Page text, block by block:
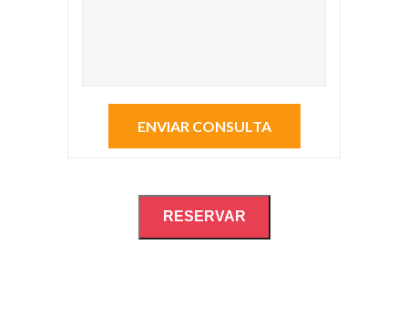
RESERVAR